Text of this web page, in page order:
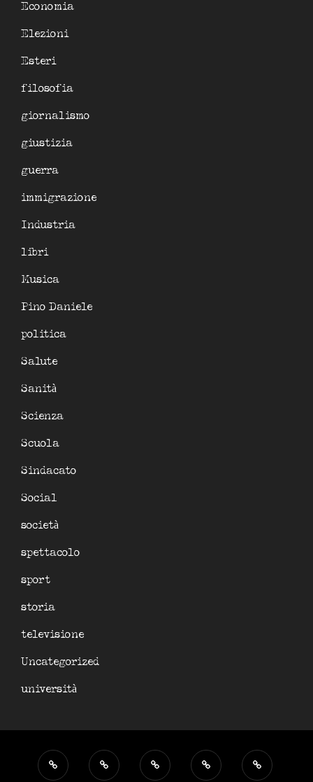
Economia
Elezioni
Esteri
filosofia
giornalismo
giustizia
guerra
immigrazione
Industria
libri
Musica
Pino Daniele
politica
Salute
Sanità
Scienza
Scuola
Sindacato
Social
società
spettacolo
sport
storia
televisione
Uncategorized
università